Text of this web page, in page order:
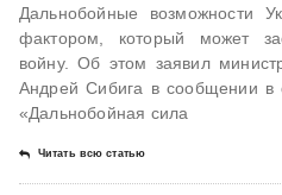
Дальнобойные возможности
фактором, который может
войну. Об этом заявил
Андрей Сибига в сообщении в
«Дальнобойная сила
Читать всю статью